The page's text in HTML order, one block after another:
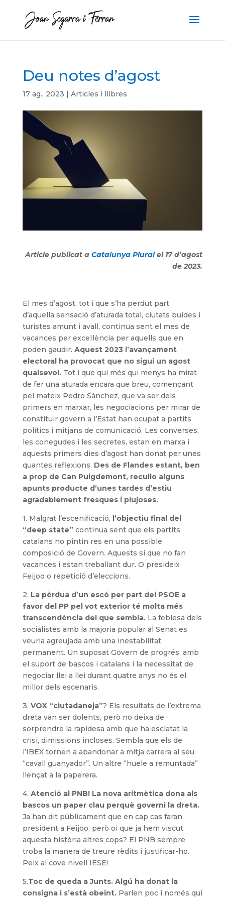
Deu notes d’agost
17 ag., 2023 | Articles i llibres
Article publicat aCatalunya Pluralel 17 d’agost
de 2023.
El mes d’agost, tot i que s’ha perdut part
d’aquella sensació d’aturada total, ciutats buides i
turistes amunt i avall, continua sent el mes de
vacances per excel·lència per aquells que en
poden gaudir. Aquest 2023 l’avançament
electoral ha provocat que no sigui un agost
qualsevol.Tot i que qui més qui menys ha mirat
de fer una aturada encara que breu, començant
pel mateix Pedro Sánchez, que va ser dels
primers en marxar, les negociacions per mirar de
constituir govern a l’Estat han ocupat a partits
polítics i mitjans de comunicació. Les converses,
les conegudes i les secretes, estan en marxa i
aquests primers dies d’agost han donat per unes
quantes reflexions. Des de Flandes estant, ben
a prop de Can Puigdemont, recullo alguns
apunts producte d’unes tardes d’estiu
agradablement fresques i plujoses.
1. Malgrat l’escenificació, l’objectiu final del
“deep state” continua sent que els partits
catalans no pintin res en una possible
composició de Govern. Aquests si que no fan
vacances i estan treballant dur. O presideix
Feijoo o repetició d’eleccions.
2. La pèrdua d’un escó per part del PSOE a
favor del PP pel vot exterior té molta més
transcendència del que sembla.La feblesa dels
socialistes amb la majoria popular al Senat es
veuria agreujada amb una inestabilitat
permanent. Un suposat Govern de progrés, amb
el suport de bascos i catalans i la necessitat de
negociar llei a llei durant quatre anys no és el
millor dels escenaris.
3. VOX “ciutadaneja”? Els resultats de l’extrema
dreta van ser dolents, però no deixa de
sorprendre la rapidesa amb que ha esclatat la
crisi, dimissions incloses. Sembla que els de
l’IBEX tornen a abandonar a mitja carrera al seu
“cavall guanyador”. Un altre “huele a remuntada”
llençat a la paperera.
4. Atenció al PNB! La nova aritmètica dona als
bascos un paper clau perquè governi la dreta.
Ja han dit públicament que en cap cas faran
president a Feijoo, però oi que ja hem viscut
aquesta història altres cops? El PNB sempre
troba la manera de treure rèdits i justificar-ho.
Peix al cove nivell IESE!
5.Toc de queda a Junts. Algú ha donat la
consigna i s’està obeint.Parlen poc i només qui